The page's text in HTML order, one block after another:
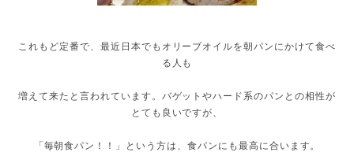
これもど定番で、最近日本でもオリーブオイルを朝パンにかけて食べ
る人も
増えて来たと言われています。バゲットやハード系のパンとの相性が
とても良いですが、
「毎朝食パン！！」という方は、食パンにも最高に合います。